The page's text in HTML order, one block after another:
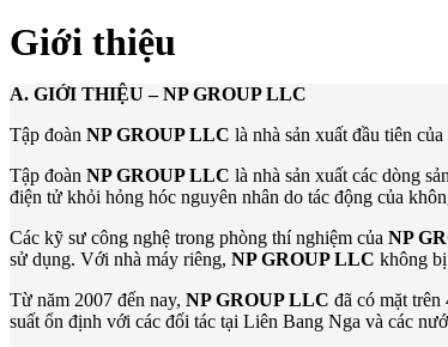
Giới thiệu
A. GIỚI THIỆU –NP GROUP LLC
Tập đoàn NP GROUP LLC là nhà sản xuất đầu tiên
Tập đoàn NP GROUP LLC là nhà sản xuất các dòng
điện tử khỏi hỏng hóc nguyên nhân do tác động của
Các kỹ sư công nghệ trong phòng thí nghiệm của NP
sử dụng. Với nhà máy riêng, NP GROUP LLC không
Từ năm 2007 đến nay, NP GROUP LLC đã có mặt
suất ổn định với các đối tác tại Liên Bang Nga và các